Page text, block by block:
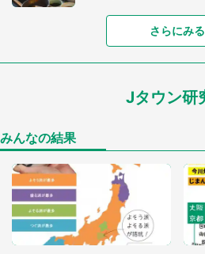
「富豪すぎ」1歳息子の
7万人驚がく 「お菓子
ードル高い」
あまりにも四角すぎる
「閉所恐怖症の私は新
年に『手を繋いで』
8万人感動
さらにみる
Jタウン研
みんなの結果